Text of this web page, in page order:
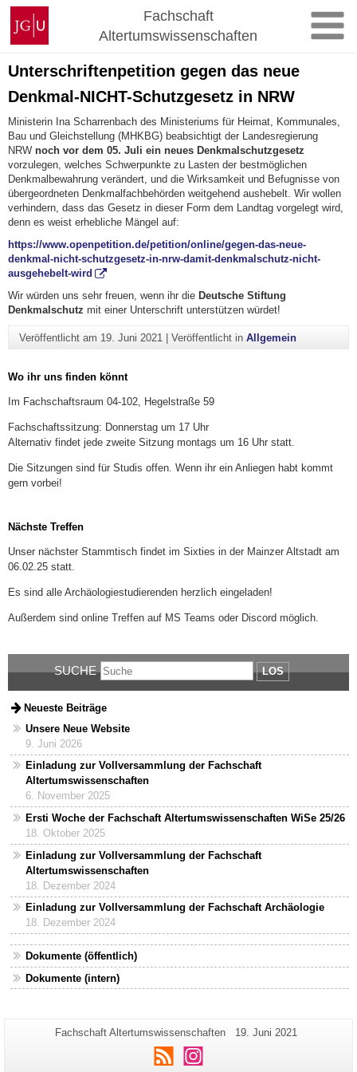
Zum
Inhalt
springen
Johannes
Gutenberg-
Universität
Mainz
Fachschaft
Altertumswissenschaften
Unterschriftenpetition gegen das neue
Denkmal-NICHT-Schutzgesetz in NRW
Ministerin Ina Scharrenbach des Ministeriums für Heimat, Kommunales,
Bau und Gleichstellung (MHKBG) beabsichtigt der Landesregierung
NRW noch vor dem 05. Juli ein neues Denkmalschutzgesetz
vorzulegen, welches Schwerpunkte zu Lasten der bestmöglichen
Denkmalbewahrung verändert, und die Wirksamkeit und Befugnisse von
übergeordneten Denkmalfachbehörden weitgehend aushebelt. Wir wollen
verhindern, dass das Gesetz in dieser Form dem Landtag vorgelegt wird,
denn es weist erhebliche Mängel auf:
https://www.openpetition.de/petition/online/gegen-das-neue-
denkmal-nicht-schutzgesetz-in-nrw-damit-denkmalschutz-nicht-
ausgehebelt-wird
Wir würden uns sehr freuen, wenn ihr die Deutsche Stiftung
Denkmalschutz mit einer Unterschrift unterstützen würdet!
Veröffentlicht am 19. Juni 2021 Veröffentlicht in Allgemein
Wo ihr uns finden könnt
Im Fachschaftsraum 04-102, Hegelstraße 59
Fachschaftssitzung: Donnerstag um 17 Uhr
Alternativ findet jede zweite Sitzung montags um 16 Uhr statt.
Die Sitzungen sind für Studis offen. Wenn ihr ein Anliegen habt kommt
gern vorbei!
Nächste Treffen
Unser nächster Stammtisch findet im Sixties in der Mainzer Altstadt am
06.02.25 statt.
Es sind alle Archäologiestudierenden herzlich eingeladen!
Außerdem sind online Treffen auf MS Teams oder Discord möglich.
SUCHE LOS
Neueste Beiträge
Unsere Neue Website
9. Juni 2026
Einladung zur Vollversammlung der Fachschaft
Altertumswissenschaften
6. November 2025
Ersti Woche der Fachschaft Altertumswissenschaften WiSe 25/26
18. Oktober 2025
Einladung zur Vollversammlung der Fachschaft
Altertumswissenschaften
18. Dezember 2024
Einladung zur Vollversammlung der Fachschaft Archäologie
18. Dezember 2024
Dokumente (öffentlich)
Dokumente (intern)
Zusätzliche
Informationen
zu
Seiten-
Fachschaft Altertumswissenschaften
Letzte
19. Juni 2021
RSS Instagram